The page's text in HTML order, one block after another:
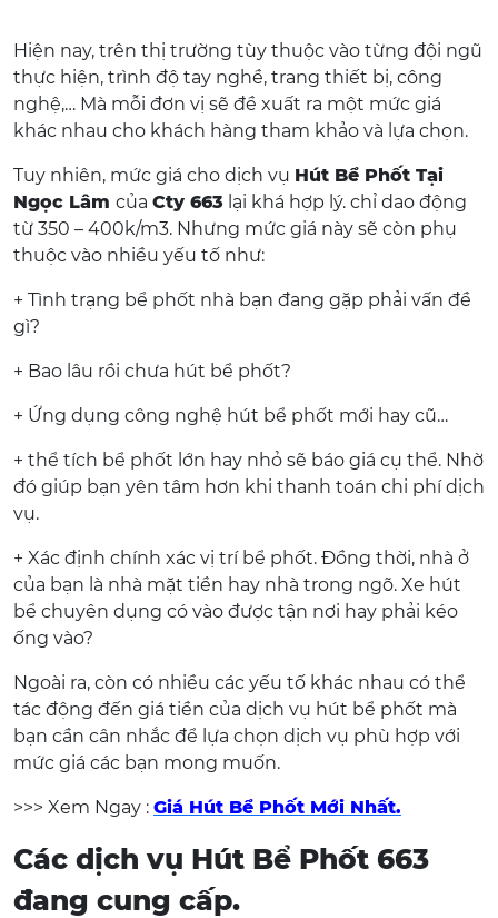
Hiện nay, trên thị trường tùy thuộc vào từng đội ngũ
thực hiện, trình độ tay nghề, trang thiết bị, công
nghệ,… Mà mỗi đơn vị sẽ đề xuất ra một mức giá
khác nhau cho khách hàng tham khảo và lựa chọn.
Tuy nhiên, mức giá cho dịch vụ Hút Bể Phốt Tại
Ngọc Lâm của Cty 663 lại khá hợp lý. chỉ dao động
từ 350 – 400k/m3. Nhưng mức giá này sẽ còn phụ
thuộc vào nhiều yếu tố như:
+ Tình trạng bể phốt nhà bạn đang gặp phải vấn đề
gì?
+ Bao lâu rồi chưa hút bể phốt?
+ Ứng dụng công nghệ hút bể phốt mới hay cũ…
+ thể tích bể phốt lớn hay nhỏ sẽ báo giá cụ thể. Nhờ
đó giúp bạn yên tâm hơn khi thanh toán chi phí dịch
vụ.
+ Xác định chính xác vị trí bể phốt. Đồng thời, nhà ở
của bạn là nhà mặt tiền hay nhà trong ngõ. Xe hút
bể chuyên dụng có vào được tận nơi hay phải kéo
ống vào?
Ngoài ra, còn có nhiều các yếu tố khác nhau có thể
tác động đến giá tiền của dịch vụ hút bể phốt mà
bạn cần cân nhắc để lựa chọn dịch vụ phù hợp với
mức giá các bạn mong muốn.
>>> Xem Ngay : Giá Hút Bể Phốt Mới Nhất.
Các dịch vụ Hút Bể Phốt 663
đang cung cấp.